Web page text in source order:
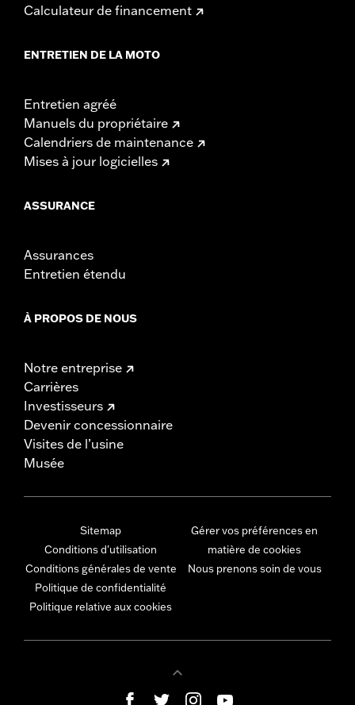
Calculateur de financement
ENTRETIEN DE LA MOTO
Entretien agréé
Manuels du propriétaire
Calendriers de maintenance
Mises à jour logicielles
ASSURANCE
Assurances
Entretien étendu
À PROPOS DE NOUS
Notre entreprise
Carrières
Investisseurs
Devenir concessionnaire
Visites de l’usine
Musée
Sitemap
Conditions d'utilisation
Conditions générales de vente
Politique de confidentialité
Politique relative aux cookies
Gérer vos préférences en
matière de cookies
Nous prenons soin de vous